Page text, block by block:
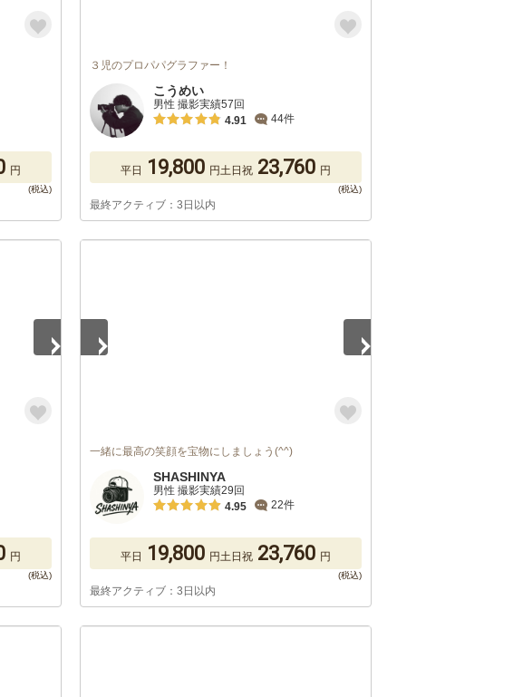
円
３児のプロパパグラファー！
こうめい
男性 撮影実績57回
4.91
44件
平日 19,800 円土日祝 23,760 円
最終アクティブ：3日以内
円
一緒に最高の笑顔を宝物にしましょう(^^)
SHASHINYA
男性 撮影実績29回
4.95
22件
平日 19,800 円土日祝 23,760 円
最終アクティブ：3日以内